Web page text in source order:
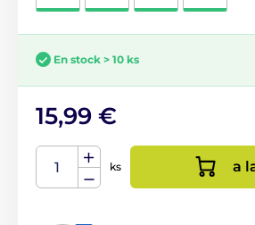
En stock > 10 ks
15,99 €
ks a